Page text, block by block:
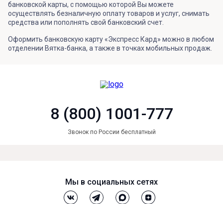
банковской карты, с помощью которой Вы можете
осуществлять безналичную оплату товаров и услуг, снимать
средства или пополнять свой банковский счет.
Оформить банковскую карту «Экспресс Кард» можно в любом
отделении Вятка-банка, а также в точках мобильных продаж.
8 (800) 1001-777
Звонок по России бесплатный
Мы в социальных сетях